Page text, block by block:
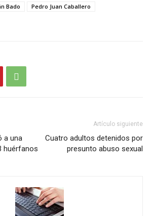
Bado
Pedro Juan Caballero
a una
huérfanos
Artículo siguiente
Cuatro adultos detenidos por
presunto abuso sexual